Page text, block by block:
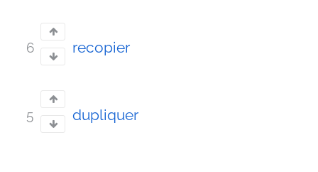
6 recopier
5 dupliquer